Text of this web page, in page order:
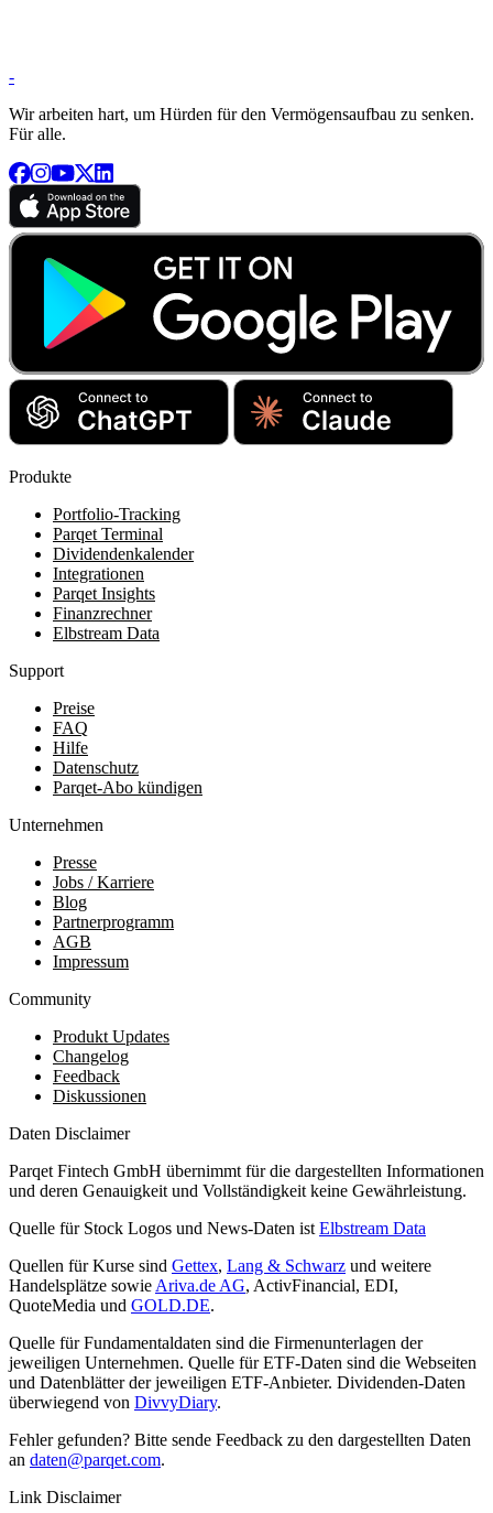
-
Wir arbeiten hart, um Hürden für den Vermögensaufbau zu senken.
Für alle.
Produkte
Portfolio-Tracking
Parqet Terminal
Dividendenkalender
Integrationen
Parqet Insights
Finanzrechner
Elbstream Data
Support
Preise
FAQ
Hilfe
Datenschutz
Parqet-Abo kündigen
Unternehmen
Presse
Jobs / Karriere
Blog
Partnerprogramm
AGB
Impressum
Community
Produkt Updates
Changelog
Feedback
Diskussionen
Daten Disclaimer
Parqet Fintech GmbH übernimmt für die dargestellten Informationen
und deren Genauigkeit und Vollständigkeit keine Gewährleistung.
Quelle für Stock Logos und News-Daten ist Elbstream Data
Quellen für Kurse sind Gettex, Lang & Schwarz und weitere
Handelsplätze sowie Ariva.de AG, ActivFinancial, EDI,
QuoteMedia und GOLD.DE.
Quelle für Fundamentaldaten sind die Firmenunterlagen der
jeweiligen Unternehmen. Quelle für ETF-Daten sind die Webseiten
und Datenblätter der jeweiligen ETF-Anbieter. Dividenden-Daten
überwiegend von DivvyDiary.
Fehler gefunden? Bitte sende Feedback zu den dargestellten Daten
an daten@parqet.com.
Link Disclaimer